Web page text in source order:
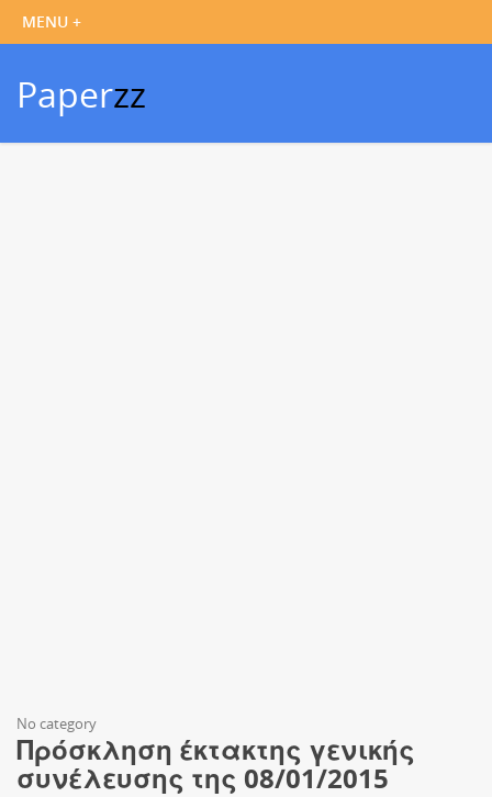
Paperzz
No category
Πρόσκληση έκτακτης γενικής
συνέλευσης της 08/01/2015